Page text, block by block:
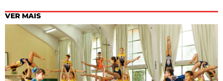
VER MAIS